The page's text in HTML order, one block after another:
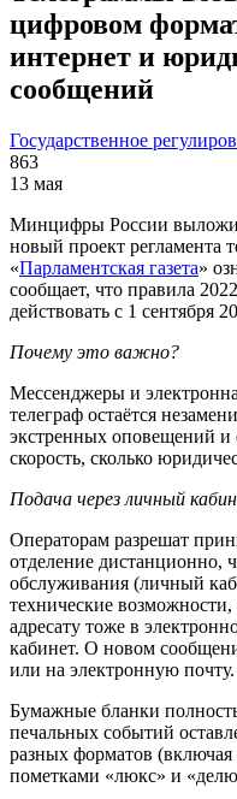
цифровом
интернет и
сообщений
Государственное
863
13 мая
Минцифры России
новый проект регламента
«Парламентская газета»
сообщает, что правила
действовать с 1 сентября
Почему это важно?
Мессенджеры и
телеграф остаётся
экстренных оповещений и
скорость, сколько
Подача через личный
Операторам разрешат
отделение дистанционно,
обслуживания (личный
технические
адресату тоже в
кабинет. О новом
или на электронную почту.
Бумажные бланки
печальных событий
разных форматов
пометками «люкс» и